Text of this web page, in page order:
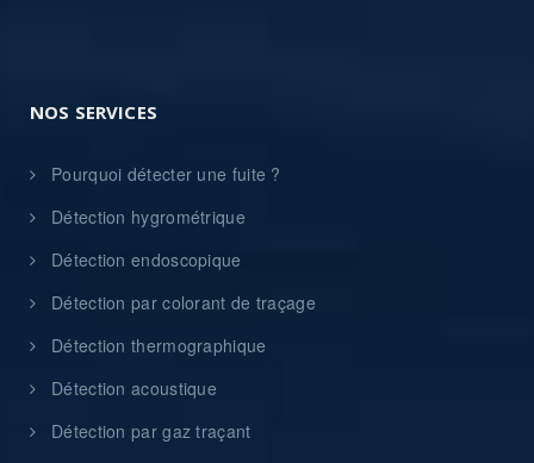
NOS SERVICES
Pourquoi détecter une fuite ?
Détection hygrométrique
Détection endoscopique
Détection par colorant de traçage
Détection thermographique
Détection acoustique
Détection par gaz traçant